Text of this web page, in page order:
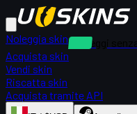
Noleggia skin
Noleggi
Acquista skin
Vendi skin
Riscatta skin
Acquista tramite API